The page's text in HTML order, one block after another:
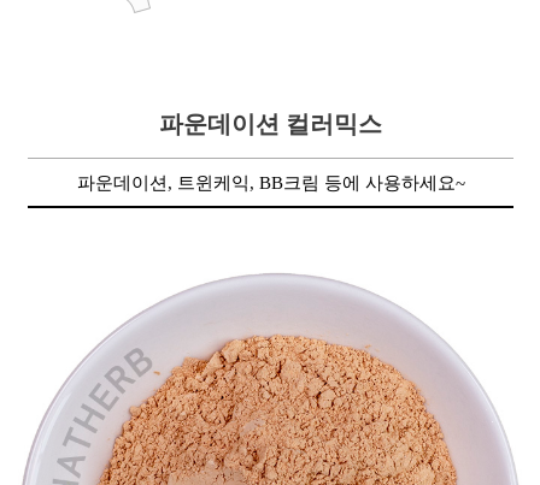
파운데이션 컬러믹스
파운데이션, 트윈케익, BB크림 등에 사용하세요~